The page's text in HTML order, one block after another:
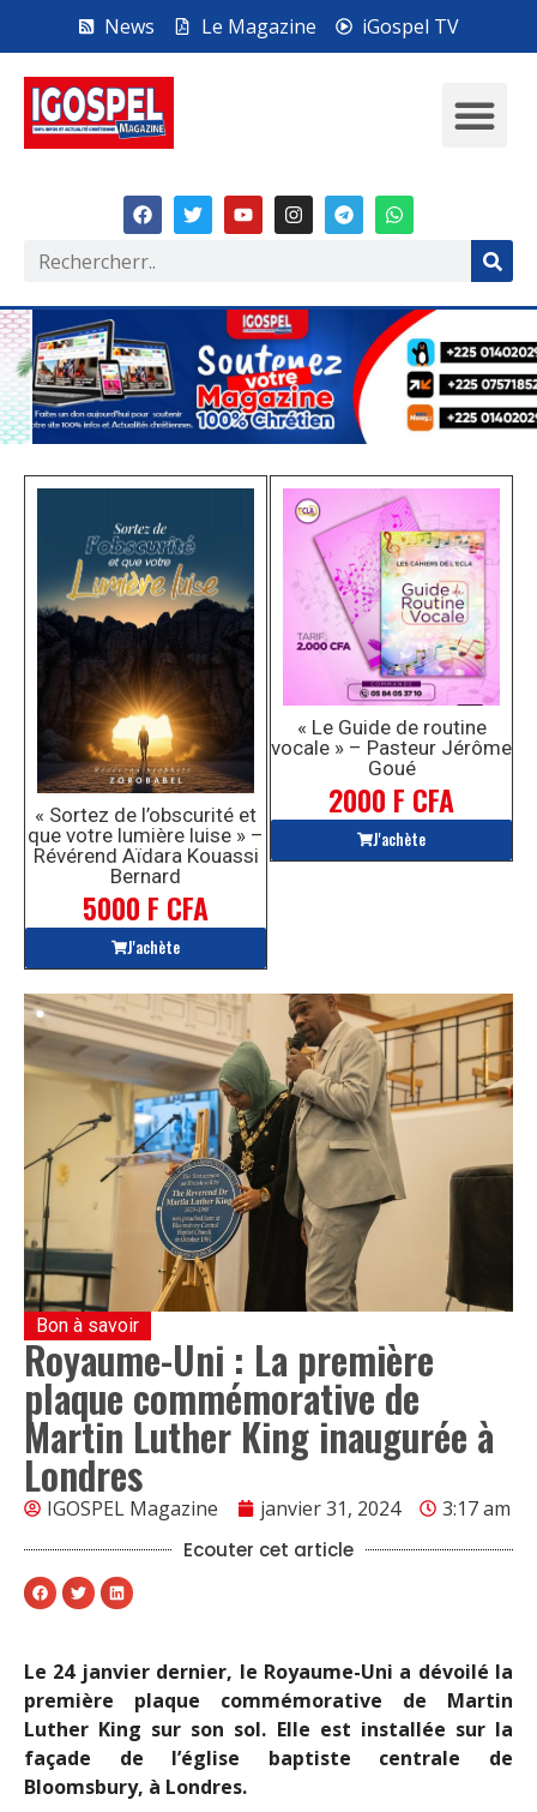
News Le Magazine iGospel TV
« Sortez de l’obscurité et
que votre lumière luise » –
Révérend Aïdara Kouassi
Bernard
5000 F CFA
J'achète
« Le Guide de routine
vocale » – Pasteur Jérôme
Goué
2000 F CFA
J'achète
Bon à savoir
Royaume-Uni : La première
plaque commémorative de
Martin Luther King inaugurée à
Londres
IGOSPEL Magazine janvier 31, 2024 3:17 am
Ecouter cet article
Le 24 janvier dernier, le Royaume-Uni a dévoilé la
première plaque commémorative de Martin
Luther King sur son sol. Elle est installée sur la
façade de l’église baptiste centrale de
Bloomsbury, à Londres.